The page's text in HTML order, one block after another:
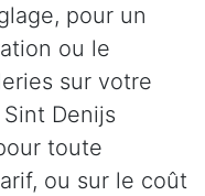
pour un
ou le
sur votre
Denijs
toute
ou sur le coût